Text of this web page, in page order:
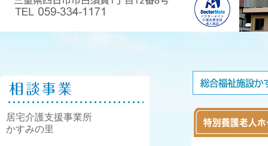
居宅介護支援事業所
かすみの里